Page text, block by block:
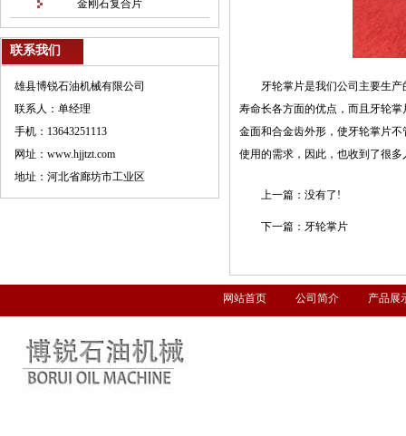
牙轮掌片是我们公司主要生
寿命长各方面的优点，而且牙轮
金面和合金齿外形，使牙轮掌片
使用的需求，因此，也收到了很
上一篇： 没有了!
下一篇： 牙轮掌片
金刚石复合片
联系我们
雄县博锐石油机械有限公司
联系人：单经理
手机：13643251113
网址：www.hjjtzt.com
地址：河北省廊坊市工业区
网站首页 公司简介 产品展